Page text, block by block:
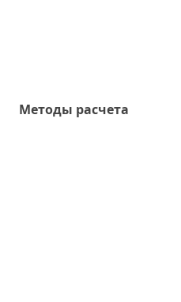
Методы расчета